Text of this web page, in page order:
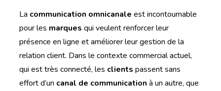
La communication omnicanale est incontournable
pour les marques qui veulent renforcer leur
présence en ligne et améliorer leur gestion de la
relation client. Dans le contexte commercial actuel,
qui est très connecté, les clients passent sans
effort d’un canal de communication à un autre, que